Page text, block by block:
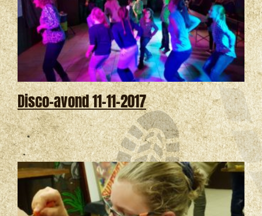
Disco-avond 11-11-2017